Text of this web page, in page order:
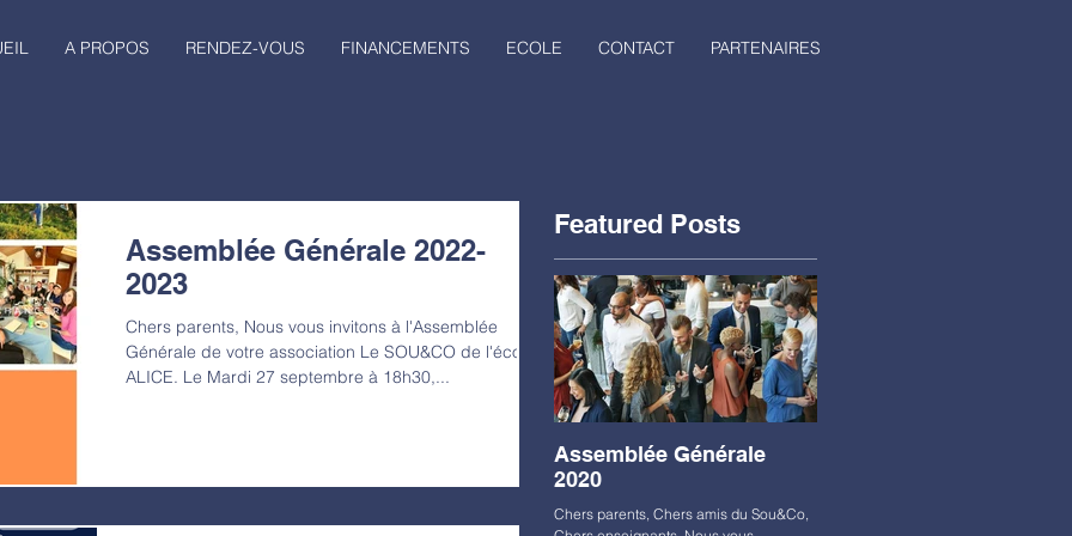
A PROPOS RENDEZ-VOUS FINANCEMENTS ECOLE CONTACT PARTENAIRES
Assemblée Générale 2022-
2023
Chers parents, Nous vous invitons à l'Assemblée
Générale de votre association Le SOU&CO de l'école
ALICE. Le Mardi 27 septembre à 18h30,...
Featured Posts
Assemblée Générale
2020
Chers parents, Chers amis du Sou&Co,